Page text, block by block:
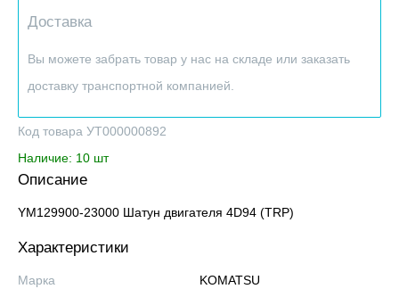
Доставка
Вы можете забрать товар у нас на складе или заказать
доставку транспортной компанией.
Код товара УТ000000892
Наличие: 10 шт
Описание
YM129900-23000 Шатун двигателя 4D94 (TRP)
Характеристики
Марка
KOMATSU